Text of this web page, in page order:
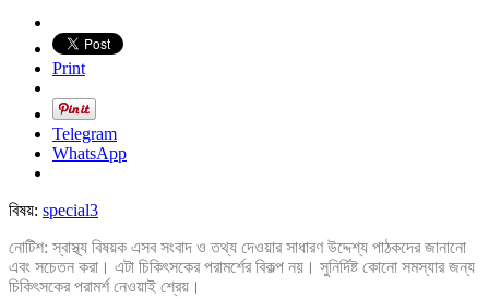
Print
Telegram
WhatsApp
বিষয়: special3
নোটিশ: স্বাস্থ্য বিষয়ক এসব সংবাদ ও তথ্য দেওয়ার সাধারণ উদ্দেশ্য পাঠকদের জানানো
এবং সচেতন করা। এটা চিকিৎসকের পরামর্শের বিকল্প নয়। সুনির্দিষ্ট কোনো সমস্যার জন্য
চিকিৎসকের পরামর্শ নেওয়াই শ্রেয়।